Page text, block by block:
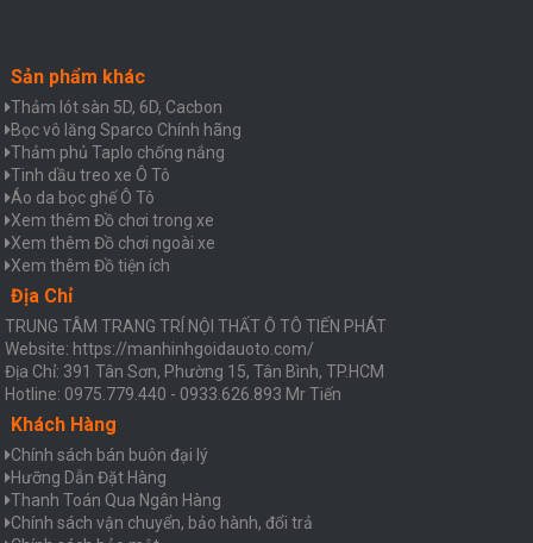
Sản phẩm khác
Thảm lót sàn 5D, 6D, Cacbon
Bọc vô lăng Sparco Chính hãng
Thảm phủ Taplo chống nắng
Tinh dầu treo xe Ô Tô
Áo da bọc ghế Ô Tô
Xem thêm Đồ chơi trong xe
Xem thêm Đồ chơi ngoài xe
Xem thêm Đồ tiện ích
Địa Chỉ
TRUNG TÂM TRANG TRÍ NỘI THẤT Ô TÔ TIẾN PHÁT
Website: https://manhinhgoidauoto.com/
Địa Chỉ: 391 Tân Sơn, Phường 15, Tân Bình, TP.HCM
Hotline: 0975.779.440 - 0933.626.893 Mr Tiến
Khách Hàng
Chính sách bán buôn đại lý
Hưỡng Dẫn Đặt Hàng
Thanh Toán Qua Ngân Hàng
Chính sách vận chuyển, bảo hành, đổi trả